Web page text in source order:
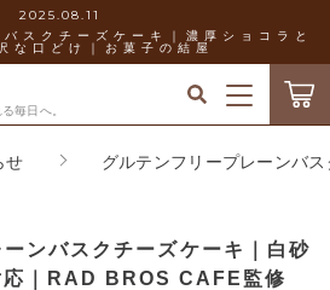
2025.08.11
スクチーズケーキ｜濃厚ショコラと
な口どけ｜お菓子の結屋
毎日へ。
せ グルテンフリープレーンバ
ンバスクチーズケーキ｜白砂
応｜RAD BROS CAFE監修
登録
すべて
クチーズケーキ